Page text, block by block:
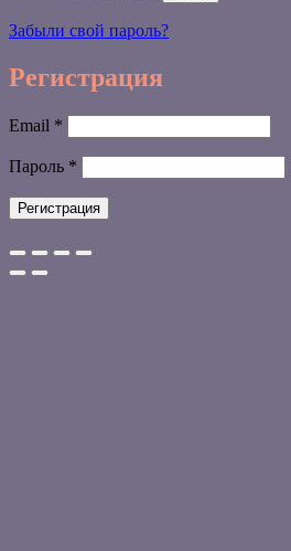
Забыли свой пароль?
Регистрация
Email *
Пароль *
Регистрация